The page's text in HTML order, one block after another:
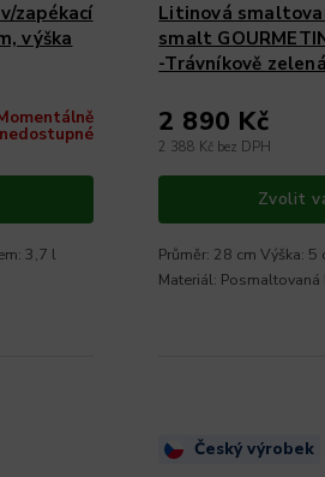
zapékací
výška
nedostupné
3,7 l
Litinová
smalt
-Trávníkově
2 388 Kč bez DPH
2 890 Kč
Zvolit
Průměr: 28 cm Výška:
Český výrobek